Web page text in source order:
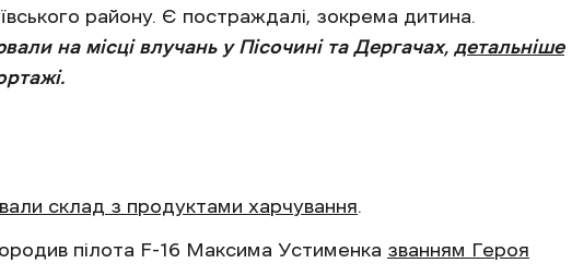
району. Є постраждалі, зокрема дитина.
на місці влучань у Пісочині та Дергачах, детальніше
склад з продуктами харчування.
пілота F-16 Максима Устименка званням Героя